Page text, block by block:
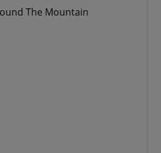
The Mountain